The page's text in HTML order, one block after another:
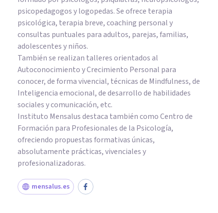
psicopedagogos y logopedas. Se ofrece terapia
psicológica, terapia breve, coaching personal y
consultas puntuales para adultos, parejas, familias,
adolescentes y niños.
También se realizan talleres orientados al
Autoconocimiento y Crecimiento Personal para
conocer, de forma vivencial, técnicas de Mindfulness, de
Inteligencia emocional, de desarrollo de habilidades
sociales y comunicación, etc.
Instituto Mensalus destaca también como Centro de
Formación para Profesionales de la Psicología,
ofreciendo propuestas formativas únicas,
absolutamente prácticas, vivenciales y
profesionalizadoras.
mensalus.es